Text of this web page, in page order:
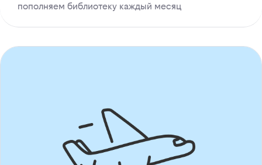
пополняем библиотеку каждый месяц